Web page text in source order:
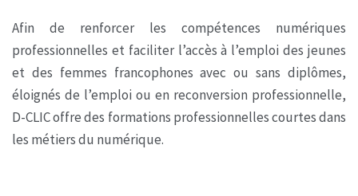
Afin de renforcer les compétences numériques
professionnelles et faciliter l’accès à l’emploi des jeunes
et des femmes francophones avec ou sans diplômes,
éloignés de l’emploi ou en reconversion professionnelle,
D-CLIC offre des formations professionnelles courtes dans
les métiers du numérique.